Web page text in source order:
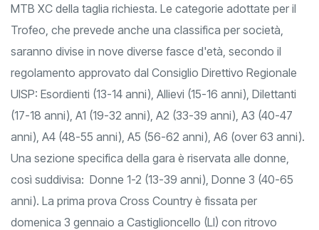
gara, una felpa sponsorizzata del Trofeo Dieci Comuni
MTB XC della taglia richiesta. Le categorie adottate per il
Trofeo, che prevede anche una classifica per società,
saranno divise in nove diverse fasce d'età, secondo il
regolamento approvato dal Consiglio Direttivo Regionale
UISP: Esordienti (13-14 anni), Allievi (15-16 anni), Dilettanti
(17-18 anni), A1 (19-32 anni), A2 (33-39 anni), A3 (40-47
anni), A4 (48-55 anni), A5 (56-62 anni), A6 (over 63 anni).
Una sezione specifica della gara è riservata alle donne,
così suddivisa: Donne 1-2 (13-39 anni), Donne 3 (40-65
anni). La prima prova Cross Country è fissata per